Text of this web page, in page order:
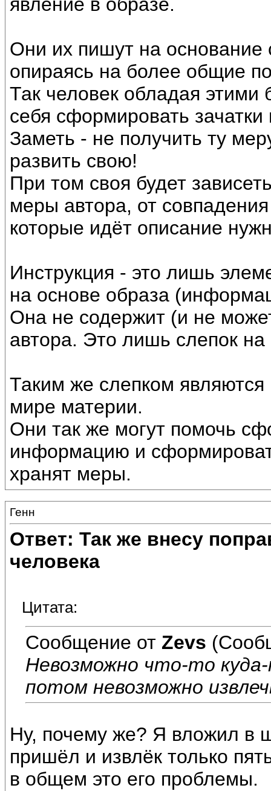
явление в образе.
Они их пишут на основание
опираясь на более общие
Так человек обладая
себя сформировать
Заметь - не получить ту
развить свою!
При том своя будет
меры автора, от
которые идёт описание
Инструкция - это лишь
на основе образа
Она не содержит (и не
автора. Это лишь слепок на
Таким же слепком
мире материи.
Они так же могут помочь
информацию и
хранят меры.
Генн
Ответ: Так же внесу
человека
Цитата:
Сообщение от Zevs
Невозможно что-то
потом невозможно
Ну, почему же? Я вложил в
пришёл и извлёк только
в общем это его проблемы.